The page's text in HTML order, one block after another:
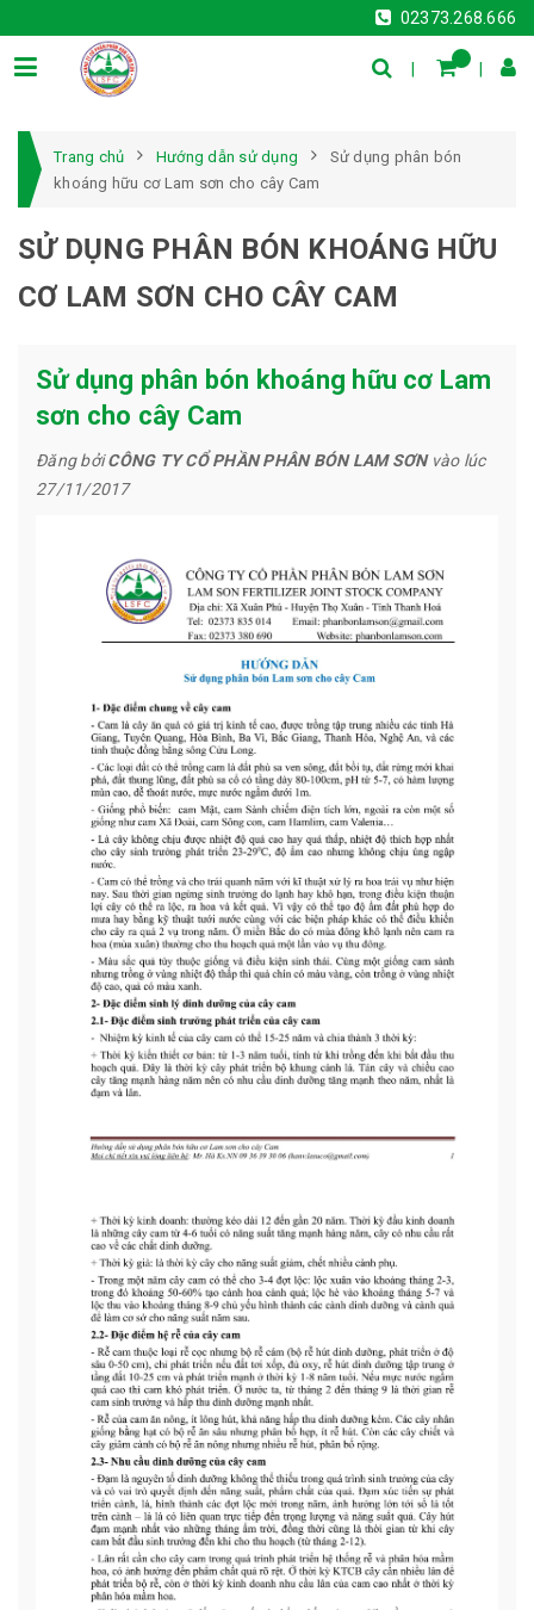
02373.268.666
Trang chủ Hướng dẫn sử dụng
Sử dụng phân bón
khoáng hữu cơ Lam sơn cho cây Cam
SỬ DỤNG PHÂN BÓN KHOÁNG HỮU
CƠ LAM SƠN CHO CÂY CAM
Sử dụng phân bón khoáng hữu cơ Lam
sơn cho cây Cam
Đăng bởiCÔNG TY CỔ PHẦN PHÂN BÓN LAM SƠNvào lúc
27/11/2017